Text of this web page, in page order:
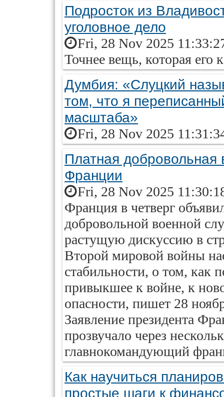
Подросток из
уголовное дело
Fri, 28 Nov 2025
Точнее вещь, которая его
Думбия: «Слуцкий
том, что я
масштаба»
Fri, 28 Nov 2025
Платная добровольная
Франции
Fri, 28 Nov 2025
Франция в четверг
добровольной военной
растущую дискуссию в
Второй мировой войны
стабильности, о том, как
привыкшее к войне, к
опасности, пишет 28
Заявление президента
прозвучало через
главнокомандующий
Как научиться
простые шаги к